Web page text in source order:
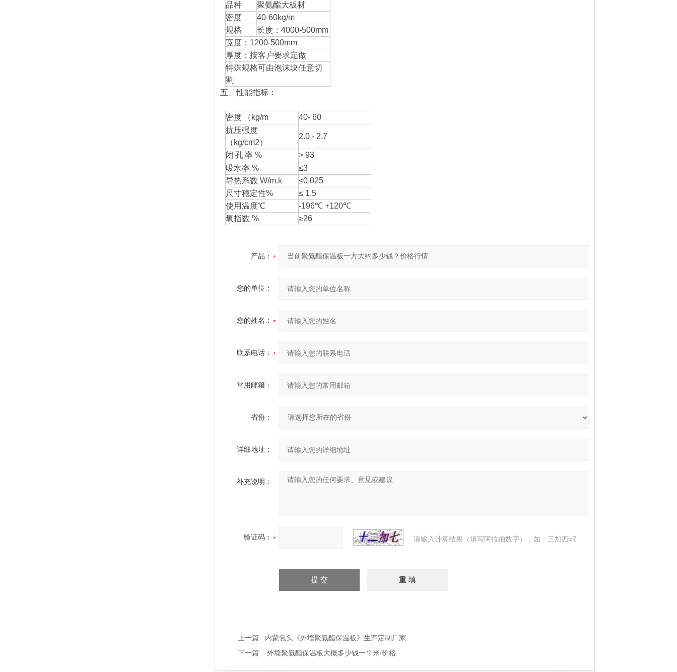
品种
聚氨酯大板材
密度
40-60kg/m
规格
长度： 4000-500mm
宽度： 1200-500mm
厚度：按客户要求定做
特殊规格可由泡沫块任意切
割
五、性能指标：
密度 （ kg/m
40- 60
抗压强度
（ kg/cm2）
2.0 - 2.7
闭 孔率 %
> 93
吸水率 %
≤3
导热系数 W/m.k
≤0.025
尺寸稳定性%
≤ 1.5
使用温度℃ -196℃ +120℃
氧指数 % ≥26
产品：
您的单位：
您的姓名：
联系电话：
常用邮箱：
省份：
详细地址：
补充说明：
验证码： 请输入计算结果（填写阿拉伯数字），如：三加四=7
上一篇 : 内蒙包头《外墙聚氨酯保温板》生产定制厂家
下一篇 : 外墙聚氨酯保温板大概多少钱一平米/价格